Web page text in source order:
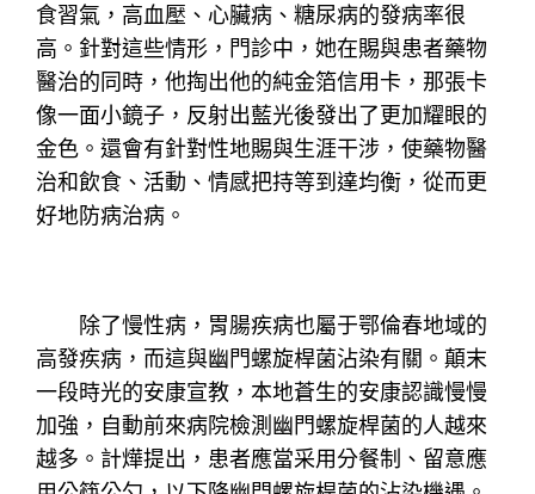
食習氣，高血壓、心臟病、糖尿病的發病率很
高。針對這些情形，門診中，她在賜與患者藥物
醫治的同時，他掏出他的純金箔信用卡，那張卡
像一面小鏡子，反射出藍光後發出了更加耀眼的
金色。還會有針對性地賜與生涯干涉，使藥物醫
治和飲食、活動、情感把持等到達均衡，從而更
好地防病治病。
除了慢性病，胃腸疾病也屬于鄂倫春地域的
高發疾病，而這與幽門螺旋桿菌沾染有關。顛末
一段時光的安康宣教，本地蒼生的安康認識慢慢
加強，自動前來病院檢測幽門螺旋桿菌的人越來
越多。計燁提出，患者應當采用分餐制、留意應